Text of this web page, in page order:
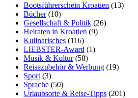
Bootsführerschein Kroatien (13)
Bücher(10)
Gesellschaft & Politik (26)
Heiraten in Kroatien (9)
Kulinarisches (116)
LIEBSTER-Award (1)
Musik & Kultur(58)
Reisezubehör & Werbung (19)
Sport (3)
Sprache (50)
Urlaubsorte & Reise-Tipps (201)